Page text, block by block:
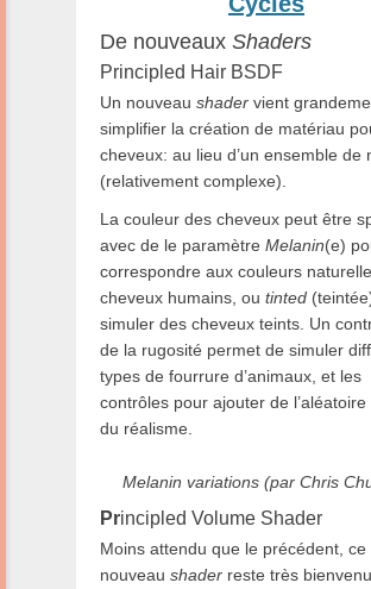
De nouveaux Shaders
Principled Hair BSDF
Un nouveau shader vient
simplifier la création de matériau
cheveux: au lieu d’un ensemble
(relativement complexe).
La couleur des cheveux peut être
avec de le paramètre Melanin(e)
correspondre aux couleurs
cheveux humains, ou tinted
simuler des cheveux teints. Un
de la rugosité permet de simuler
types de fourrure d’animaux, et les
contrôles pour ajouter de
du réalisme.
Melanin variations (par Chris
Principled Volume Shader
Moins attendu que le précédent, ce
nouveau shader reste très